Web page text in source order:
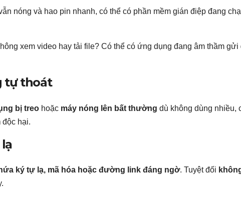
nóng và hao pin nhanh, có thể có phần mềm gián điệp đang
xem video hay tải file? Có thể có ứng dụng đang âm thầm gửi
tự thoát
bị treo hoặc máy nóng lên bất thường dù không dùng nhiều,
độc hại.
ký tự lạ, mã hóa hoặc đường link đáng ngờ. Tuyệt đối